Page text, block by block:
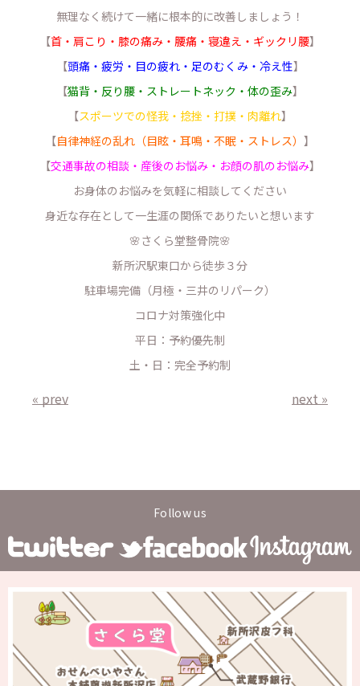
無理なく続けて一緒に根本的に改善しましょう！
【首・肩こり・膝の痛み・腰痛・寝違え・ギックリ腰】
【頭痛・疲労・目の疲れ・足のむくみ・冷え性】
【猫背・反り腰・ストレートネック・体の歪み】
【スポーツでの怪我・捻挫・打撲・肉離れ】
【自律神経の乱れ（目眩・耳鳴・不眠・ストレス） 】
【交通事故の相談・産後のお悩み・お顔の肌のお悩み】
お身体のお悩みを気軽に相談してください
身近な存在として一生涯の関係でありたいと想います
🌸さくら堂整骨院🌸
新所沢駅東口から徒歩３分
駐車場完備（月極・三井のリパーク）
コロナ対策強化中
平日：予約優先制
土・日：完全予約制
« prev next »
Follow us